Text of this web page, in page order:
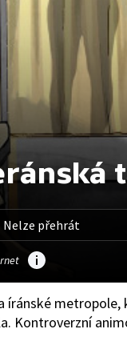
Nelze přehrát
íránské
Kontroverzní